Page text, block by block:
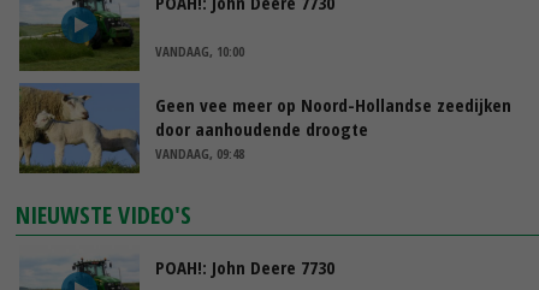
VANDAAG, 10:00
Geen vee meer op Noord-Hollandse zeedijken
door aanhoudende droogte
VANDAAG, 09:48
NIEUWSTE VIDEO'S
POAH!: John Deere 7730